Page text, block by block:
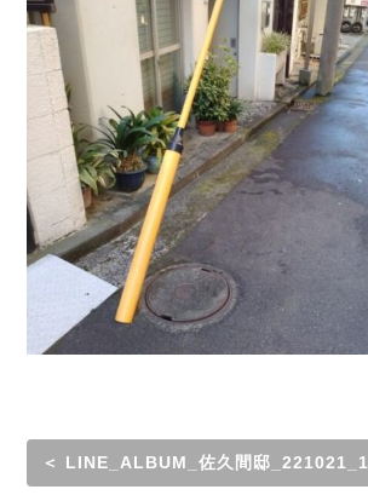
＜ LINE_ALBUM_佐久間邸_221021_1